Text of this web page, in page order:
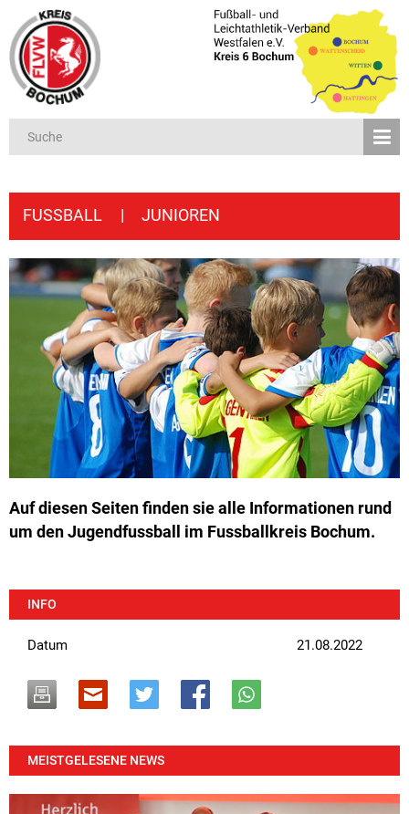
FUSSBALL | JUNIOREN
Auf diesen Seiten finden sie alle Informationen rund
um den Jugendfussball im Fussballkreis Bochum.
INFO
Datum 21.08.2022
MEISTGELESENE NEWS